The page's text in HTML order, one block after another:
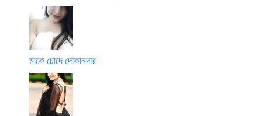
মাকে চোদে দোকানদার